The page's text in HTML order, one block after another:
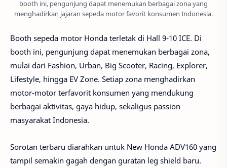
booth ini, pengunjung dapat menemukan berbagai zona yang
menghadirkan jajaran sepeda motor favorit konsumen Indonesia.
Booth sepeda motor Honda terletak di Hall 9-10 ICE. Di
booth ini, pengunjung dapat menemukan berbagai zona,
mulai dari Fashion, Urban, Big Scooter, Racing, Explorer,
Lifestyle, hingga EV Zone. Setiap zona menghadirkan
motor-motor terfavorit konsumen yang mendukung
berbagai aktivitas, gaya hidup, sekaligus passion
masyarakat Indonesia.
Sorotan terbaru diarahkan untuk New Honda ADV160 yang
tampil semakin gagah dengan guratan leg shield baru.